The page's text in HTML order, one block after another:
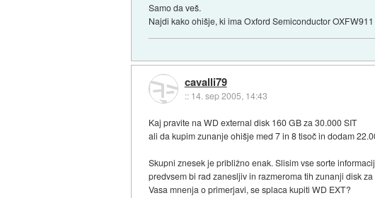
Samo da veš.
Najdi kako ohišje, ki ima Oxford Semiconductor
cavalli79
:: 14. sep 2005, 14:43
Kaj pravite na WD external disk 160 GB za 30.000 SIT
ali da kupim zunanje ohišje med 7 in 8 tisoč in dodam
Skupni znesek je približno enak. Slisim vse sorte
predvsem bi rad zanesljiv in razmeroma tih zunanji disk
Vasa mnenja o primerjavi, se splaca kupiti WD EXT?